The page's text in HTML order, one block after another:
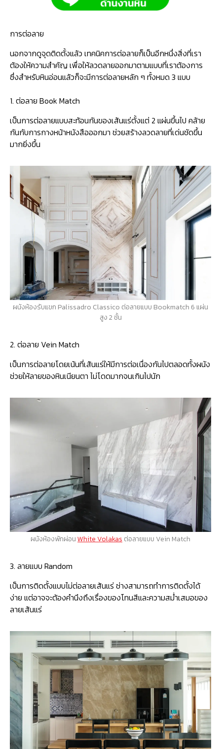
การต่อลาย
นอกจากดูจุดติดตั้งแล้ว เทคนิคการต่อลายก็เป็นอีกหนึ่งสิ่งที่เรา
ต้องให้ความสำคัญ เพื่อให้ลวดลายออกมาตามแบบที่เราต้องการ
ซึ่งสำหรับหินอ่อนแล้วก็จะมีการต่อลายหลัก ๆ ทั้งหมด 3 แบบ
1. ต่อลาย Book Match
เป็นการต่อลายแบบสะท้อนกันของเส้นแร่ตั้งแต่ 2 แผ่นขึ้นไป คล้าย
กันกับการกางหน้าหนังสือออกมา ช่วยสร้างลวดลายที่เด่นชัดขึ้น
มากยิ่งขึ้น
ผนังห้องรับแขก Palissadro Classico ต่อลายแบบ Bookmatch 6 แผ่น
สูง 2 ชั้น
2. ต่อลาย Vein Match
เป็นการต่อลายโดยเน้นที่เส้นแร่ให้มีการต่อเนื่องกันไปตลอดทั้งผนัง
ช่วยให้ลายของหินเนียนตา ไม่โดดมากจนเกินไปนัก
ผนังห้องพักผ่อนWhite Volakasต่อลายแบบ Vein Match
3. ลายแบบ Random
เป็นการติดตั้งแบบไม่ต่อลายเส้นแร่ ช่างสามารถทำการติดตั้งได้
ง่าย แต่อาจจะต้องคำนึงถึงเรื่องของโทนสีและความสม่ำเสมอของ
ลายเส้นแร่